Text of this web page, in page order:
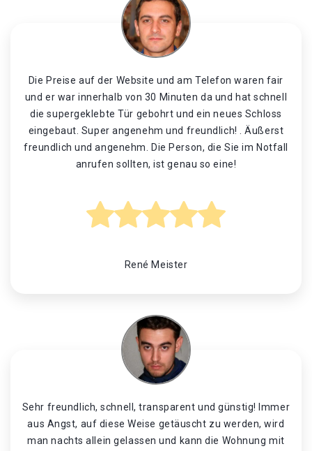
Die Preise auf der Website und am Telefon waren fair
und er war innerhalb von 30 Minuten da und hat schnell
die supergeklebte Tür gebohrt und ein neues Schloss
eingebaut. Super angenehm und freundlich! . Äußerst
freundlich und angenehm. Die Person, die Sie im Notfall
anrufen sollten, ist genau so eine!
René Meister
Sehr freundlich, schnell, transparent und günstig! Immer
aus Angst, auf diese Weise getäuscht zu werden, wird
man nachts allein gelassen und kann die Wohnung mit